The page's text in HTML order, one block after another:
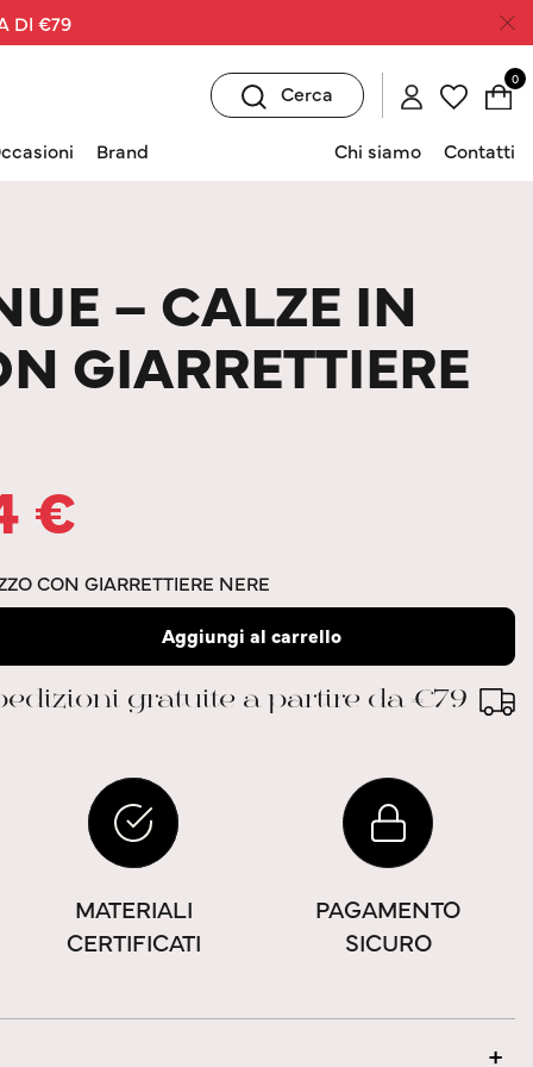
DI €79
Cerca
0
Brand Chi siamo Contatti
– CALZE IN
GIARRETTIERE
€
CON GIARRETTIERE NERE
Aggiungi al carrello
gratuite a partire da €79
MATERIALI
CERTIFICATI
PAGAMENTO
SICURO